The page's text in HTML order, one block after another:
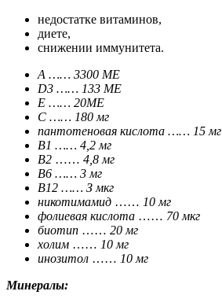
недостатке витаминов,
диете,
снижении иммунитета.
А …… 3300 ME
D3 …… 133 ME
E …… 20ME
С …… 180 мг
пантотеновая кислота …… 15 мг
B1 …… 4,2 мг
B2 …… 4,8 мг
B6 …… 3 мг
B12 …… З мкг
никотимамид …… 10 мг
фолиевая кислота …… 70 мкг
биотип …… 20 мг
холим …… 10 мг
инозитол …… 10 мг
Минералы: